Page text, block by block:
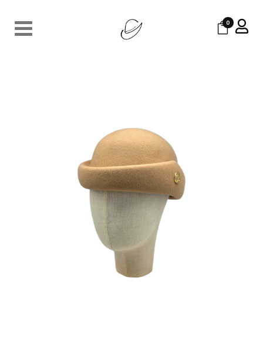
0
MELI
190 €